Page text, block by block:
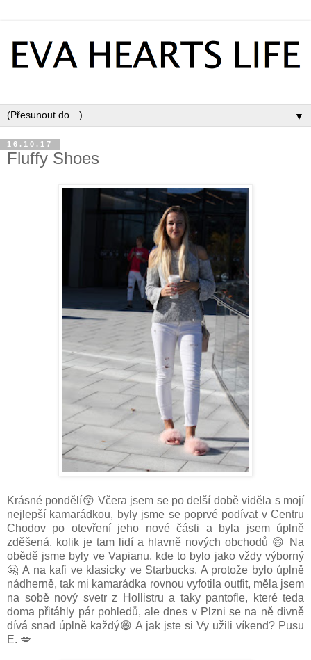
▼
16.10.17
Fluffy Shoes
Krásné pondělí😚 Včera jsem se po delší době viděla s mojí
nejlepší kamarádkou, byly jsme se poprvé podívat v Centru
Chodov po otevření jeho nové části a byla jsem úplně
zděšená, kolik je tam lidí a hlavně nových obchodů 😄 Na
obědě jsme byly ve Vapianu, kde to bylo jako vždy výborný
🤗 A na kafi ve klasicky ve Starbucks. A protože bylo úplně
nádherně, tak mi kamarádka rovnou vyfotila outfit, měla jsem
na sobě nový svetr z Hollistru a taky pantofle, které teda
doma přitáhly pár pohledů, ale dnes v Plzni se na ně divně
dívá snad úplně každý😄 A jak jste si Vy užili víkend? Pusu
E. 💋